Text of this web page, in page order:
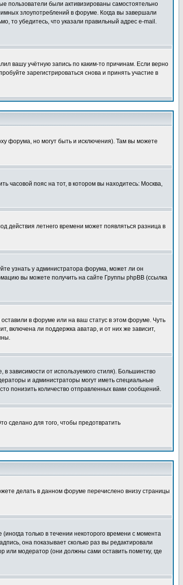
пользователи были активизированы самостоятельно
злоупотреблений в форуме. Когда вы завершали
то убедитесь, что указали правильный адрес e-mail.
вашу учётную запись по каким-то причинам. Если верно
зарегистрироваться снова и принять участие в
форума, но могут быть и исключения). Там вы можете
часовой пояс на тот, в котором вы находитесь: Москва,
действия летнего времени может появляться разница в
узнать у администратора форума, может ли он
вы можете получить на сайте Группы phpBB (ссылка
в форуме или на ваш статус в этом форуме. Чуть
включена ли поддержка аватар, и от них же зависит,
зависимости от используемого стиля). Большинство
и администраторы могут иметь специальные
понизить количество отправленных вами сообщений.
сделано для того, чтобы предотвратить
делать в данном форуме перечислено внизу страницы
только в течении некоторого времени с момента
она показывает сколько раз вы редактировали
модератор (они должны сами оставить пометку, где